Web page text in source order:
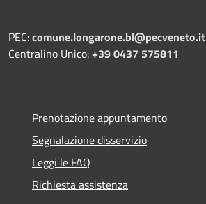
PEC:comune.longarone.bl@pecveneto.it
Centralino Unico:+39 0437 575811
Prenotazione appuntamento
Segnalazione disservizio
Leggi le FAQ
Richiesta assistenza